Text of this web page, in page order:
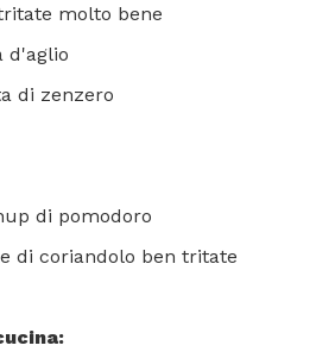
molto bene
d'aglio
di zenzero
di pomodoro
di coriandolo ben tritate